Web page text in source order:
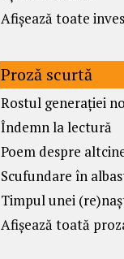
Afișează toate
Proză scurtă
Rostul generației
Îndemn la lectură
Poem despre
Scufundare în
Timpul unei
Afișează toată